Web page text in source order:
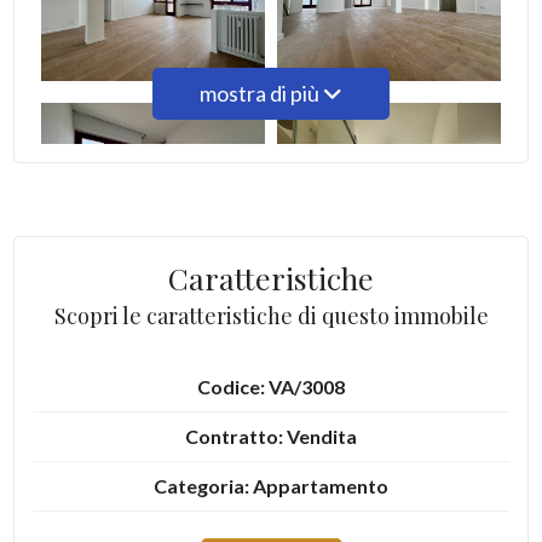
mostra di più
Caratteristiche
Scopri le caratteristiche di questo immobile
Codice: VA/3008
Contratto: Vendita
Categoria: Appartamento
Indirizzo: Via Rainoldi, 23
2
3
5+